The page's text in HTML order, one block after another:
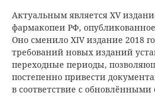
Актуальным является XV
фармакопеи РФ, опубликованное
Оно сменило XIV издание 2018
требований новых изданий
переходные периоды,
постепенно привести
в соответствие с обновлёнными